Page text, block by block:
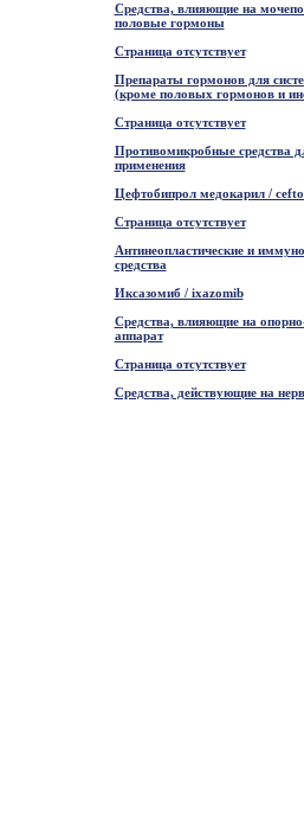
Средства, влияющие на
половые гормоны
Страница отсутствует
Препараты гормонов для
(кроме половых гормонов и
Страница отсутствует
Противомикробные средства
применения
Цефтобипрол медокарил /
Страница отсутствует
Антинеопластические и
средства
Иксазомиб / ixazomib
Средства, влияющие на
аппарат
Страница отсутствует
Средства, действующие на